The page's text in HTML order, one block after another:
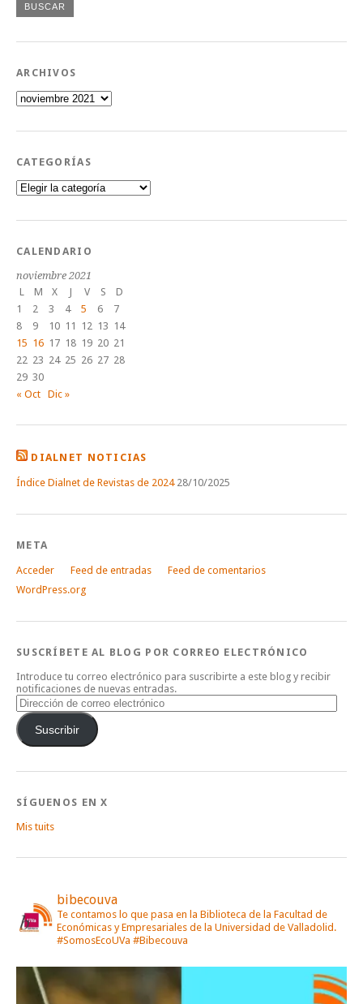
ARCHIVOS
Archivos
CATEGORÍAS
Categorías
CALENDARIO
noviembre 2021
L
M X J V S
D
1
2 3 4 5 6
7
8
9 10 11 12 13 14
15 16 17 18 19 20 21
22 23 24 25 26 27 28
29 30
« Oct Dic »
DIALNET NOTICIAS
Índice Dialnet de Revistas de 2024 28/10/2025
META
Acceder Feed de entradas
Feed de comentarios
WordPress.org
SUSCRÍBETE AL BLOG POR CORREO ELECTRÓNICO
Introduce tu correo electrónico para suscribirte a este blog y recibir
notificaciones de nuevas entradas.
Dirección
de
correo
electrónico
Suscribir
SÍGUENOS EN X
Mis tuits
bibecouva
Te contamos lo que pasa en la Biblioteca de la Facultad de
Económicas y Empresariales de la Universidad de Valladolid.
#SomosEcoUVa #Bibecouva